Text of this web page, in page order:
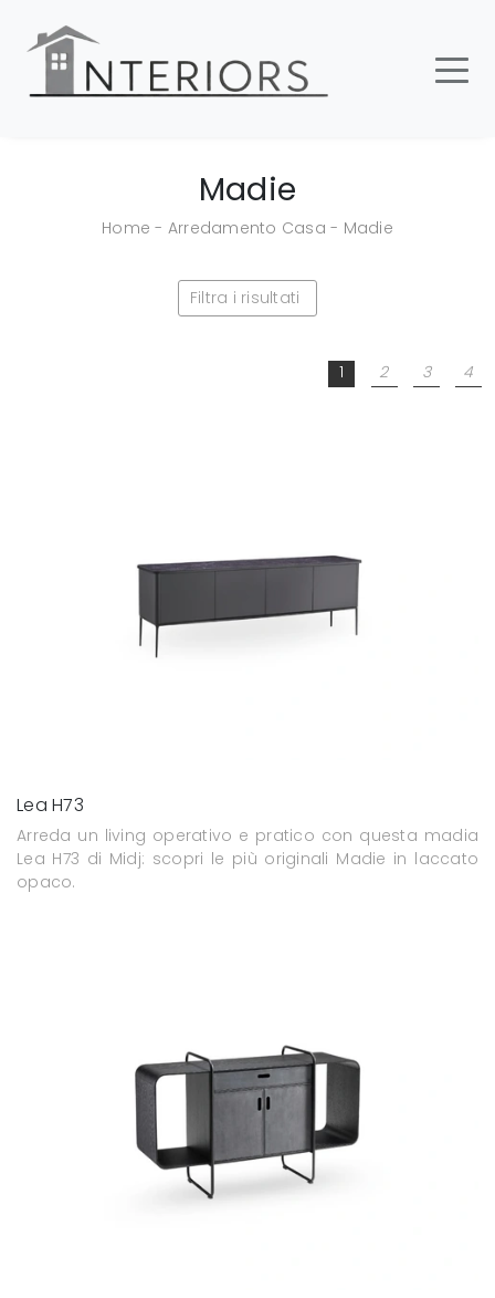
Madie
Home - Arredamento Casa - Madie
Filtra i risultati
1 2 3 4
Lea H73
Arreda un living operativo e pratico con questa madia
Lea H73 di Midj: scopri le più originali Madie in laccato
opaco.